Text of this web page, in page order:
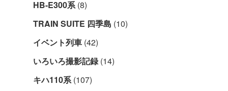
HB-E300系(8)
TRAIN SUITE 四季島 (10)
イベント列車 (42)
いろいろ撮影記録(14)
キハ110系(107)